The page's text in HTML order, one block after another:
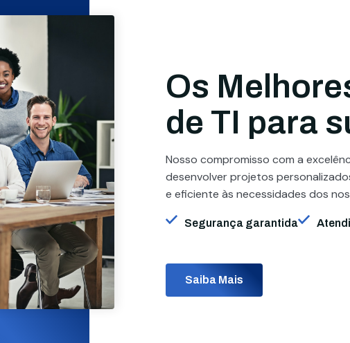
Os
de TI para
Nosso compromisso com a
desenvolver projetos
e eficiente às necessidades dos
Segurança garantida
Saiba Mais